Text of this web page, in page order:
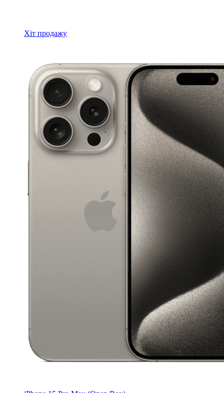
Хіт продажу